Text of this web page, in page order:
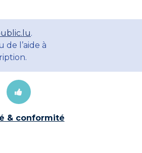
.
l’aide à
& conformité